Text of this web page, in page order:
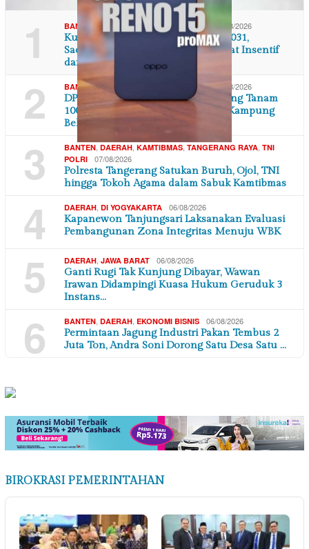
1 BANTEN ,DAERAH, TANGERANG RAYA 07/08/2026
Kukuhkan Pengurus IPSM 2026–2031,
Sachrudin Perkuat Peran PSM Lewat Insentif
dan BPJS…
2 BANTEN,DAERAH TANGERANG RAYA 07/08/2026
DPC Partai Demokrat Kota Tangerang Tanam
100 Pohon di Sepanjang Kalipasir Kampung
Bek…
3 BANTEN DAERAH KAMTIBMAS TANGERANG RAYA TNI
POLRI
07/08/2026
Polresta Tangerang Satukan Buruh, Ojol, TNI
hingga Tokoh Agama dalam Sabuk Kamtibmas
4 DAERAH DI YOGYAKARTA 06/08/2026
Kapanewon Tanjungsari Laksanakan Evaluasi
Pembangunan Zona Integritas Menuju WBK
5 DAERAH JAWA BARAT 06/08/2026
Ganti Rugi Tak Kunjung Dibayar, Wawan
Irawan Didampingi Kuasa Hukum Geruduk 3
Instans…
6 BANTEN DAERAH EKONOMI BISNIS 06/08/2026
Permintaan Jagung Industri Pakan Tembus 2
Juta Ton, Andra Soni Dorong Satu Desa Satu …
BIROKRASI PEMERINTAHAN